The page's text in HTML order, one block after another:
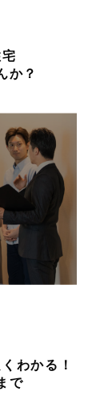
か？
わかる！
で